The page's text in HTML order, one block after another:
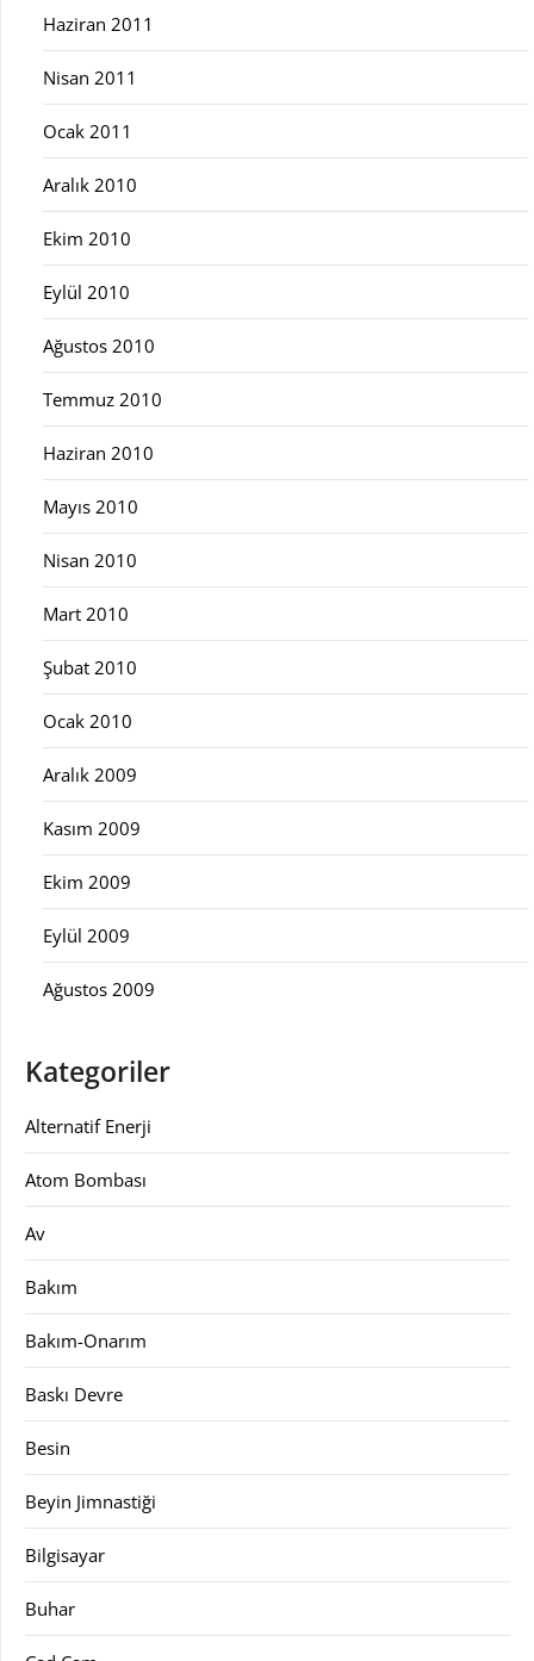
Haziran 2011
Nisan 2011
Ocak 2011
Aralık 2010
Ekim 2010
Eylül 2010
Ağustos 2010
Temmuz 2010
Haziran 2010
Mayıs 2010
Nisan 2010
Mart 2010
Şubat 2010
Ocak 2010
Aralık 2009
Kasım 2009
Ekim 2009
Eylül 2009
Ağustos 2009
Kategoriler
Alternatif Enerji
Atom Bombası
Av
Bakım
Bakım-Onarım
Baskı Devre
Besin
Beyin Jimnastiği
Bilgisayar
Buhar